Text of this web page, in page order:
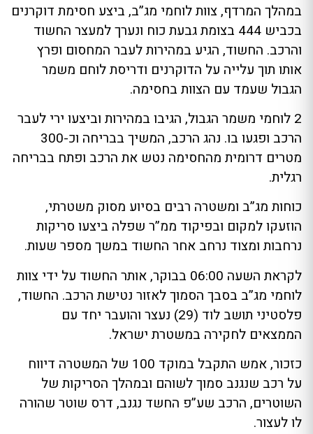
במהלך המרדף, צוות לוחמי מג”ב, ביצע חסימת דוקרנים
בכביש 444 בצומת גבעת כוח ונערך למעצר החשוד
והרכב. החשוד, הגיע במהירות לעבר המחסום ופרץ
אותו תוך עלייה על הדוקרנים ודריסת לוחם משמר
הגבול שעמד עם הצוות בחסימה.
2 לוחמי משמר הגבול, הגיבו במהירות וביצעו ירי לעבר
הרכב ופגעו בו. נהג הרכב, המשיך בבריחה וכ-300
מטרים דרומית מהחסימה נטש את הרכב ופתח בבריחה
רגלית.
כוחות מג”ב ומשטרה רבים בסיוע מסוק משטרתי,
הוזעקו למקום ובפיקוד ממ”ר שפלה ביצעו סריקות
נרחבות ומצוד נרחב אחר החשוד במשך מספר שעות.
לקראת השעה 06:00 בבוקר, אותר החשוד על ידי צוות
לוחמי מג”ב בסבך הסמוך לאזור נטישת הרכב. החשוד,
פלסטיני תושב לוד (29) נעצר והועבר יחד עם
הממצאים לחקירה במשטרת ישראל.
כזכור, אמש התקבל במוקד 100 של המשטרה דיווח
על רכב שנגנב סמוך לשוהם ובמהלך הסריקות של
השוטרים, הרכב שע”פ החשד נגנב, דרס שוטר שהורה
לו לעצור.